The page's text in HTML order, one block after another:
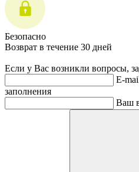
Безопасно
Возврат в течение 30 дней
Если у Вас возникли вопросы,
E-
заполнения
Ваш